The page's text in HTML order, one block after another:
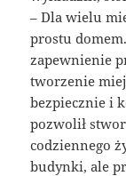
– Dla wielu
prostu
zapewnienie
tworzenie
bezpiecznie i
pozwolił
codziennego
budynki, ale